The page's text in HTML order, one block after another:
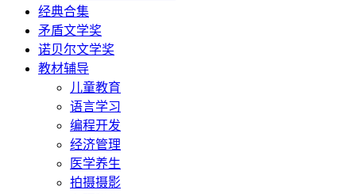
经典合集
矛盾文学奖
诺贝尔文学奖
教材辅导
儿童教育
语言学习
编程开发
经济管理
医学养生
拍摄摄影